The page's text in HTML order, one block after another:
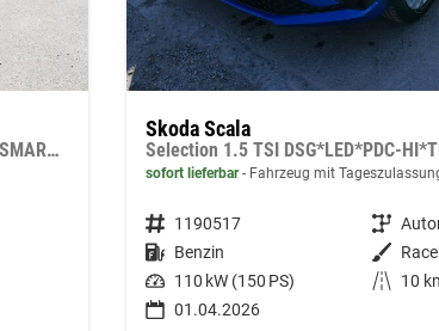
Selection 1.5 TSI DSG*LED*PDC-HI*TEMPOMAT*SMARTLINK*SHZ*KLIMA*RADIO
Skoda Scala
sofort lieferbar Fahrzeug mit
Fahrzeugnummer 1190517 Getriebe
Kraftstoff Benzin Außenfarbe
Leistung 110 kW (150 PS) Kilometerstand
10
01.04.2026